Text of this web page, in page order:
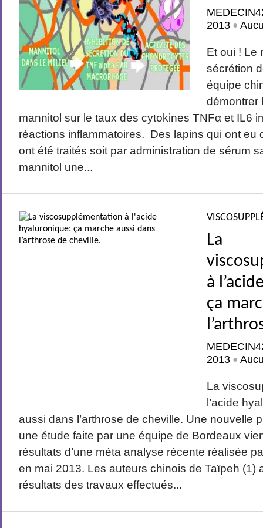
2013 •
Et oui ! Le
sécrétion
équipe
démontrer
mannitol sur le taux des cytokines TNFα et IL6
réactions inflammatoires. Des lapins qui ont eu
ont été traités soit par administration de sérum
mannitol une...
La
à
ça
2013 •
La
l’acide
aussi dans l’arthrose de cheville. Une nouvelle
une étude faite par une équipe de Bordeaux
résultats d’une méta analyse récente réalisée
en mai 2013. Les auteurs chinois de Taïpeh (1)
résultats des travaux effectués...